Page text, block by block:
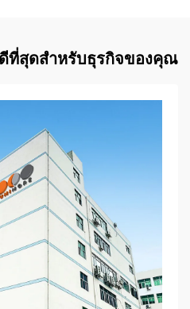
ที่สุดสำหรับธุรกิจของคุณ